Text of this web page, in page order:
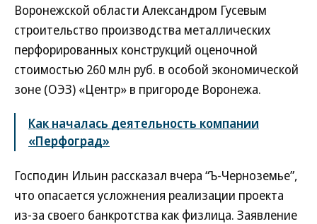
Воронежской области Александром Гусевым
строительство производства металлических
перфорированных конструкций оценочной
стоимостью 260 млн руб. в особой экономической
зоне (ОЭЗ) «Центр» в пригороде Воронежа.
Как началась деятельность компании
«Перфоград»
Господин Ильин рассказал вчера “Ъ-Черноземье”,
что опасается усложнения реализации проекта
из-за своего банкротства как физлица. Заявление